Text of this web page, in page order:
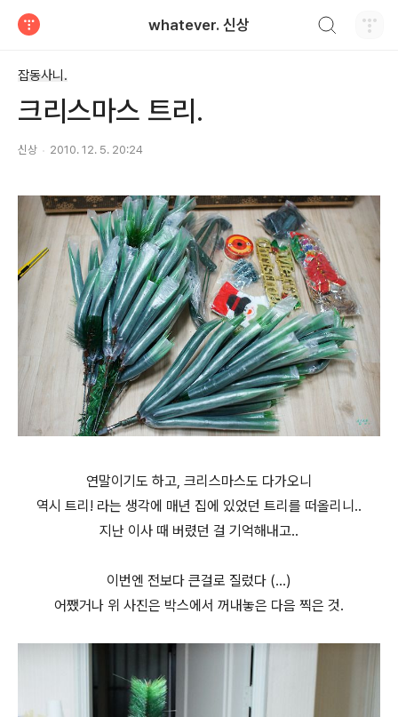
whatever. 신상
잡동사니.
크리스마스 트리.
신상 2010. 12. 5. 20:24
연말이기도 하고, 크리스마스도 다가오니
역시 트리! 라는 생각에 매년 집에 있었던 트리를 떠올리니..
지난 이사 때 버렸던 걸 기억해내고..
이번엔 전보다 큰걸로 질렀다 (...)
어쨌거나 위 사진은 박스에서 꺼내놓은 다음 찍은 것.